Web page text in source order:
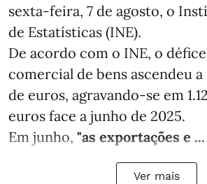
sexta-feira, 7 de agosto, o
de Estatísticas (INE).
De acordo com o INE, o
comercial de bens ascendeu
de euros, agravando-se em
euros face a junho de 2025.
Em junho, "as exportações e ...
Ver mais